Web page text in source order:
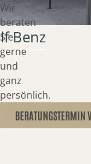
Wir
beraten
Sie
gerne
und
ganz
persönlich.
BERATUNGSTERMIN
Benz